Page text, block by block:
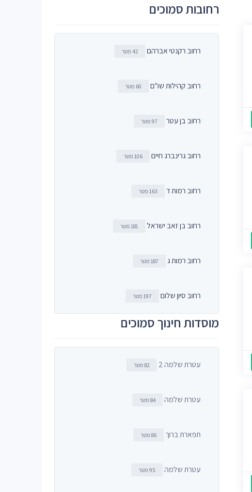
רחובות סמוכים
רחוב רקנטי אברהם 42 מטר
רחוב קהילות שו"ם 60 מטר
רחוב בן עטר 97 מטר
רחוב גרינברג חיים 106 מטר
רחוב רמות ד 163 מטר
רחוב בן זאב ישראל 181 מטר
רחוב רמות ג 187 מטר
רחוב סיון שלום 197 מטר
מוסדות חינוך סמוכים
עטרת שלמה 2 82 מטר
עטרת שלמה 84 מטר
תפארת ברוך 86 מטר
עטרת שלמה 95 מטר